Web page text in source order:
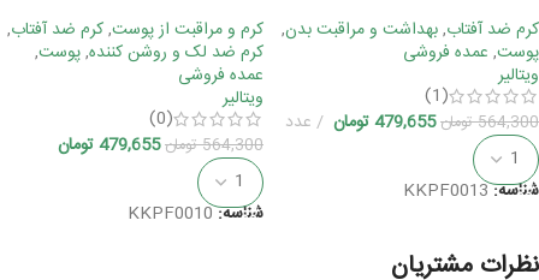
کرم ضد آفتاب,بهداشت و مراقبت بدن,
پوست, عمده فروشی
ویتالیر
(1)
564,300تومان479,655تومان عدد
افزودن به سبد خرید
شناسه:KKPF0013
کرم و مراقبت از پوست,کرم ضد آفتاب,
کرم ضد لک و روشن کننده,پوست,
عمده فروشی
ویتالیر
(0)
564,300تومان479,655تومان
افزودن به سبد خرید
شناسه:KKPF0010
نظرات مشتریان